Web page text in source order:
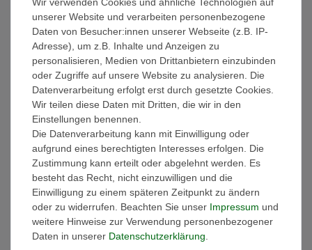
geprüft, somit ist der Artikel gesundheitlich unbedenklich.
Die Qualität der BIO Handtücher erfüllt somit alle
Voraussetzungen für ein hochwertiges Accessoire im
Badezimmer.
Mit einer Grammatur von 550g/qm garantieren unsere
pflegeleichten BIO Handtücher optimale Saugfähigkeit, vereint mit
überragender Weichheit und Flauschigkeit. Dabei ist der
hochwertige Naturstoff Baumwolle besonders hautsympathisch
und antiallergisch. Unsere Frotteehandtücher sind waschbar bis
60°C und trocknergeeignet. Der verarbeitete hochwertige
Ringgarn, mit kurzem dichten Flor, verhindert ein Hängenbleiben
und Ziehen von Fäden durch spitze Gegenstände, wie
beispielsweise Schmuck.
Die dauerhafte und stabile Form zeichnet das BIO Handtuch
ebenso aus wie die Bordüre die sich beim waschen nicht
zusammenzieht - hohe Strapazierfähigkeit und Langlebigkeit steht
Wir verwenden Cookies und ähnliche Technologien auf
unserer Website und verarbeiten personenbezogene
Daten von Besucher:innen unserer Webseite (z.B. IP-
Adresse), um z.B. Inhalte und Anzeigen zu
personalisieren, Medien von Drittanbietern einzubinden
oder Zugriffe auf unsere Website zu analysieren. Die
Datenverarbeitung erfolgt erst durch gesetzte Cookies.
Wir teilen diese Daten mit Dritten, die wir in den
Einstellungen benennen.
Die Datenverarbeitung kann mit Einwilligung oder
aufgrund eines berechtigten Interesses erfolgen. Die
Zustimmung kann erteilt oder abgelehnt werden. Es
besteht das Recht, nicht einzuwilligen und die
Einwilligung zu einem späteren Zeitpunkt zu ändern
oder zu widerrufen. Beachten Sie unser Impressum und
weitere Hinweise zur Verwendung personenbezogener
Daten in unserer Daten­schutz­erklärung.